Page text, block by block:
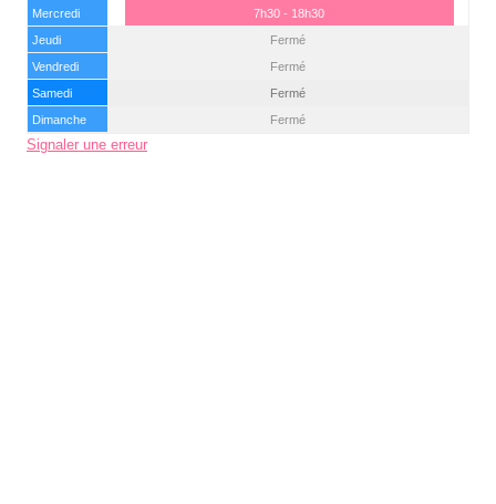
Mercredi
7h30 - 18h30
Jeudi
Fermé
Vendredi
Fermé
Samedi
Fermé
Dimanche
Fermé
Signaler une erreur